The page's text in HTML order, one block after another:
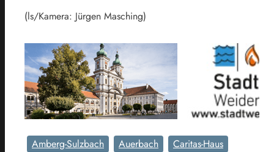
(ls/Kamera: Jürgen Masching)
Amberg-Sulzbach Auerbach
Caritas-Haus